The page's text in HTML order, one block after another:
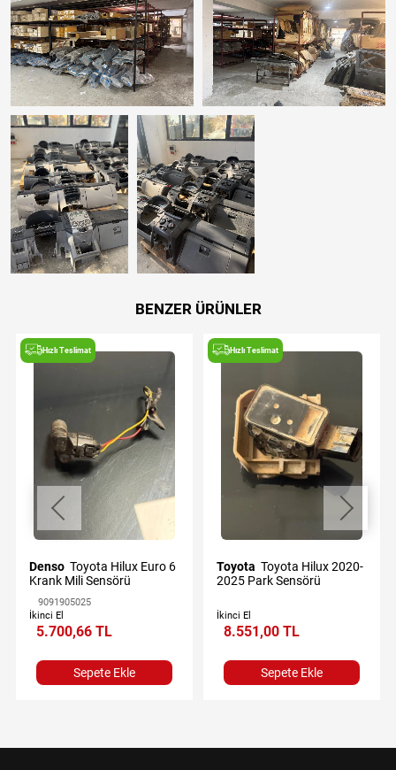
BENZER ÜRÜNLER
Hızlı Teslimat
Denso Toyota Hilux Euro 6
Krank Mili Sensörü
9091905025
İkinci El
5.700,66 TL
Sepete Ekle
Hızlı Teslimat
Toyota
2025 Park Sensörü
İkinci El
8.551,00 TL
Sepete Ekle